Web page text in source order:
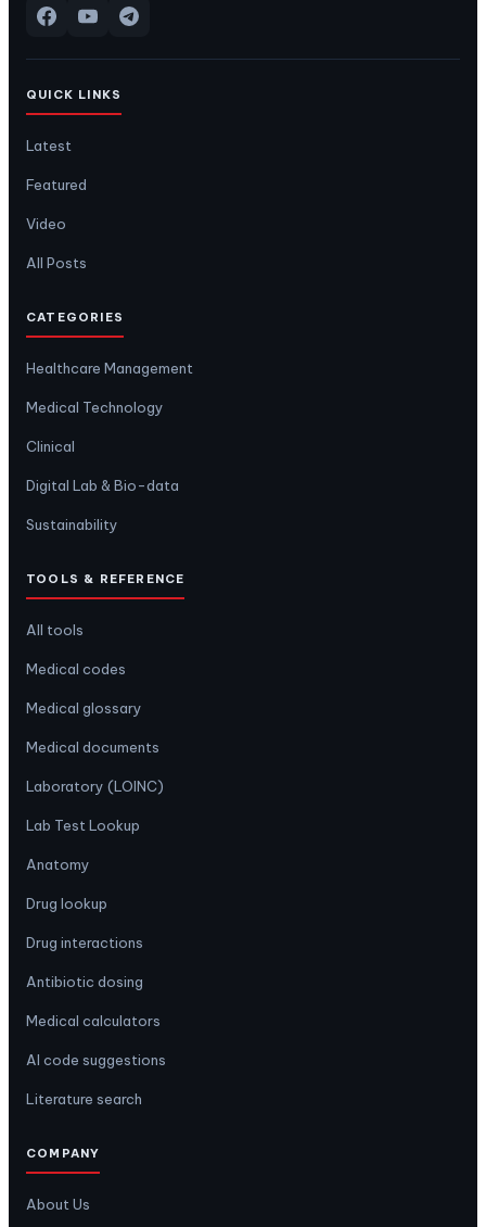
QUICK LINKS
Latest
Featured
Video
All Posts
CATEGORIES
Healthcare Management
Medical Technology
Clinical
Digital Lab & Bio-data
Sustainability
TOOLS & REFERENCE
All tools
Medical codes
Medical glossary
Medical documents
Laboratory (LOINC)
Lab Test Lookup
Anatomy
Drug lookup
Drug interactions
Antibiotic dosing
Medical calculators
AI code suggestions
Literature search
COMPANY
About UsEmail Support